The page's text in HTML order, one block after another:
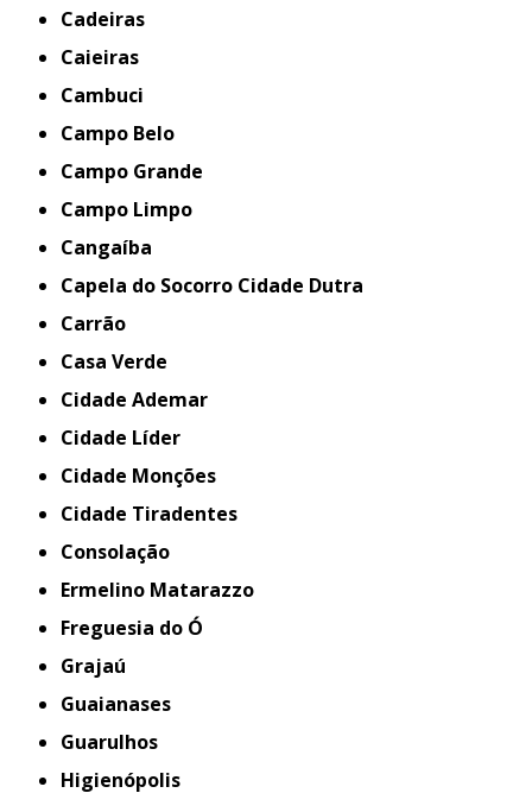
Cadeiras
Caieiras
Cambuci
Campo Belo
Campo Grande
Campo Limpo
Cangaíba
Capela do Socorro Cidade Dutra
Carrão
Casa Verde
Cidade Ademar
Cidade Líder
Cidade Monções
Cidade Tiradentes
Consolação
Ermelino Matarazzo
Freguesia do Ó
Grajaú
Guaianases
Guarulhos
Higienópolis